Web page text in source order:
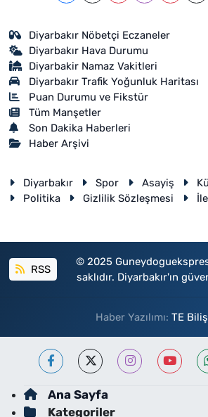
Diyarbakır Nöbetçi Eczaneler
Diyarbakır Hava Durumu
Diyarbakir Namaz Vakitleri
Diyarbakır Trafik Yoğunluk Haritası
Puan Durumu ve Fikstür
Tüm Manşetler
Son Dakika Haberleri
Haber Arşivi
Diyarbakır Spor Asayiş
Politika
Gizlilik Sözleşmesi
RSS
© 2025
saklıdır. Diyarbakır'ın
Haber Yazılımı: TE
Ana Sayfa
Kategoriler